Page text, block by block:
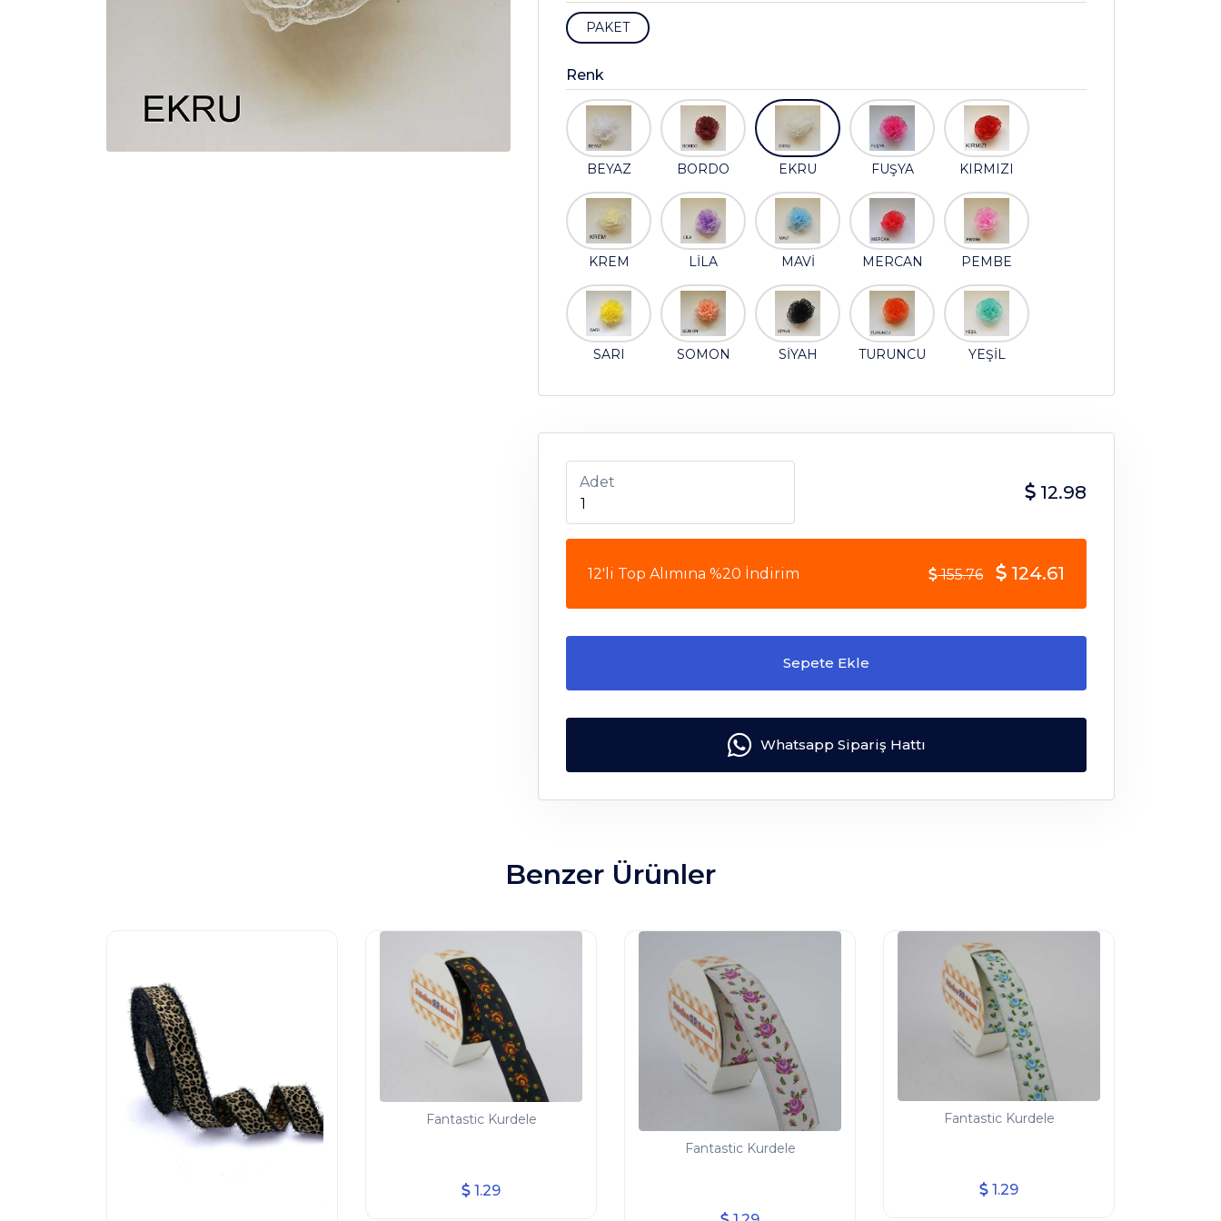
PAKET
Renk
BEYAZ BORDO EKRU FUŞYA KIRMIZI
KREM LİLA MAVİ MERCAN PEMBE
SARI SOMON SİYAH TURUNCU YEŞİL
Adet 12.98
12'li Top Alımına %20 İndirim 155.76 124.61
Sepete Ekle
Whatsapp Sipariş Hattı
Benzer Ürünler
Fantastic Kurdele
1.29
Fantastic Kurdele
Fantastic Kurdele
1.29